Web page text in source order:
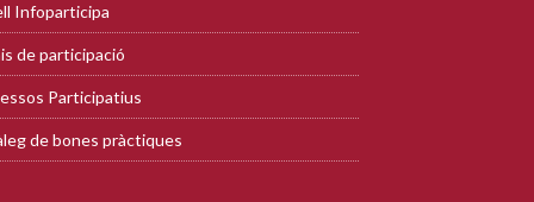
Infoparticipa
de participació
Participatius
de bones pràctiques